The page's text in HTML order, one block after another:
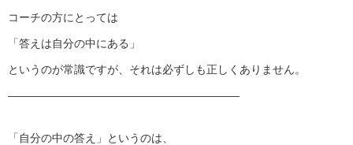
コーチの方にとっては
「答えは自分の中にある」
というのが常識ですが、それは必ずしも正しくありません。
—————————————————————
「自分の中の答え」というのは、